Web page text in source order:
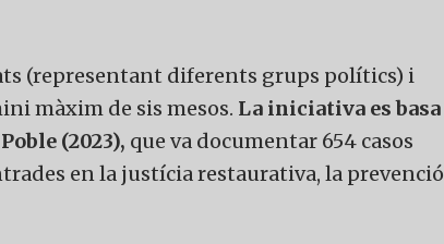
(representant diferents grups polítics) i
màxim de sis mesos. La iniciativa es basa
(2023), que va documentar 654 casos
en la justícia restaurativa, la prevenció